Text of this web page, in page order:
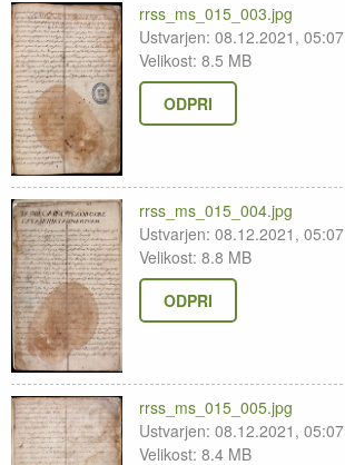
rrss_ms_015_003.jpg
Ustvarjen: 08.12.2021, 05:07
Velikost: 8.5 MB
ODPRI
rrss_ms_015_004.jpg
Ustvarjen: 08.12.2021, 05:07
Velikost: 8.8 MB
ODPRI
rrss_ms_015_005.jpg
Ustvarjen: 08.12.2021, 05:07
Velikost: 8.4 MB